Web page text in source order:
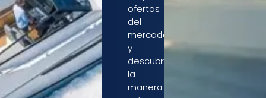
ofertas
del
mercado
y
descubre
la
manera